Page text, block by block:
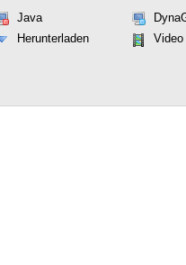
Java
Herunterladen Video